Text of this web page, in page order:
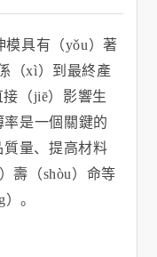
模具有（yǒu）著
（xì）到最終產
接（jiē）影響生
是一個關鍵的
質量、提高材料
壽（shòu）命等
。